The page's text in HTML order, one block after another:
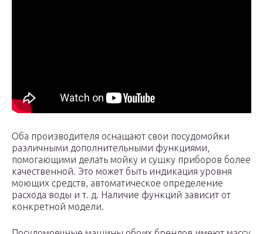
Оба производителя оснащают свои посудомойки
различными дополнительными функциями,
помогающими делать мойку и сушку приборов более
качественной. Это может быть индикация уровня
моющих средств, автоматическое определение
расхода воды и т. д. Наличие функций зависит от
конкретной модели.